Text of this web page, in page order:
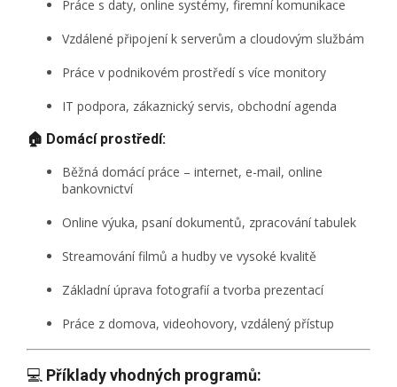
Práce s daty, online systémy, firemní komunikace
Vzdálené připojení k serverům a cloudovým službám
Práce v podnikovém prostředí s více monitory
IT podpora, zákaznický servis, obchodní agenda
🏠 Domácí prostředí:
Běžná domácí práce – internet, e-mail, online
bankovnictví
Online výuka, psaní dokumentů, zpracování tabulek
Streamování filmů a hudby ve vysoké kvalitě
Základní úprava fotografií a tvorba prezentací
Práce z domova, videohovory, vzdálený přístup
💻 Příklady vhodných programů: